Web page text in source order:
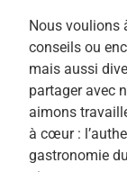
Nous voulions
conseils ou
mais aussi
partager avec
aimons
à cœur :
gastronomie